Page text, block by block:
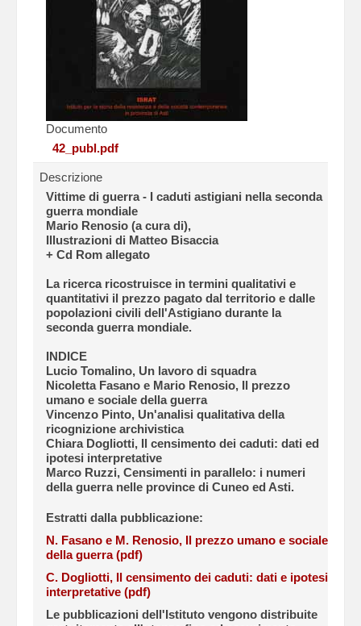
Documento
42_publ.pdf
Descrizione
Vittime di guerra - I caduti astigiani nella seconda
guerra mondiale
Mario Renosio (a cura di),
Illustrazioni di Matteo Bisaccia
+ Cd Rom allegato
La ricerca ricostruisce in termini qualitativi e
quantitativi il prezzo pagato dal territorio e dalle
popolazioni civili dell'Astigiano durante la
seconda guerra mondiale.
INDICE
Lucio Tomalino, Un lavoro di squadra
Nicoletta Fasano e Mario Renosio, Il prezzo
umano e sociale della guerra
Vincenzo Pinto, Un'analisi qualitativa della
ricognizione archivistica
Chiara Dogliotti, Il censimento dei caduti: dati ed
ipotesi interpretative
Marco Ruzzi, Censimenti in parallelo: i numeri
della guerra nelle province di Cuneo ed Asti.
Estratti dalla pubblicazione:
N. Fasano e M. Renosio, Il prezzo umano e sociale
della guerra (pdf)
C. Dogliotti, Il censimento dei caduti: dati e ipotesi
interpretative (pdf)
Le pubblicazioni dell'Istituto vengono distribuite